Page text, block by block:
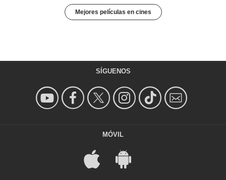
Mejores películas en cines
SÍGUENOS
MÓVIL